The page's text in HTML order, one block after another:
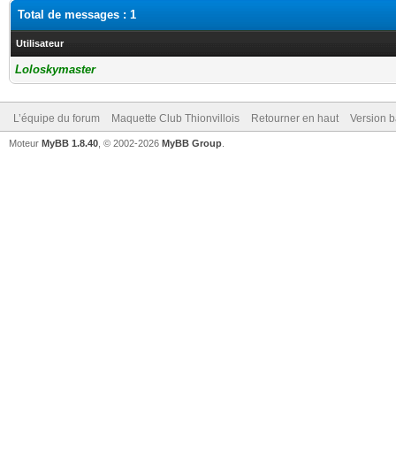
Total de messages : 1
Utilisateur
Loloskymaster
L’équipe du forum Maquette Club Thionvillois Retourner en haut Version
Moteur MyBB 1.8.40 , © 2002-2026 MyBB Group